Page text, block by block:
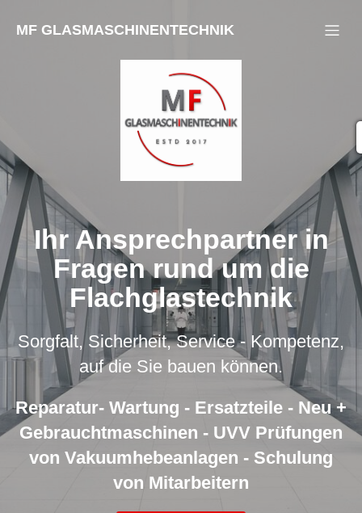
MF GLASMASCHINENTECHNIK
Ihr Ansprechpartner in
Fragen rund um die
Flachglastechnik
Sorgfalt, Sicherheit, Service - Kompetenz,
auf die Sie bauen können.
Reparatur- Wartung - Ersatzteile - Neu +
Gebrauchtmaschinen - UVV Prüfungen
von Vakuumhebeanlagen - Schulung
von Mitarbeitern